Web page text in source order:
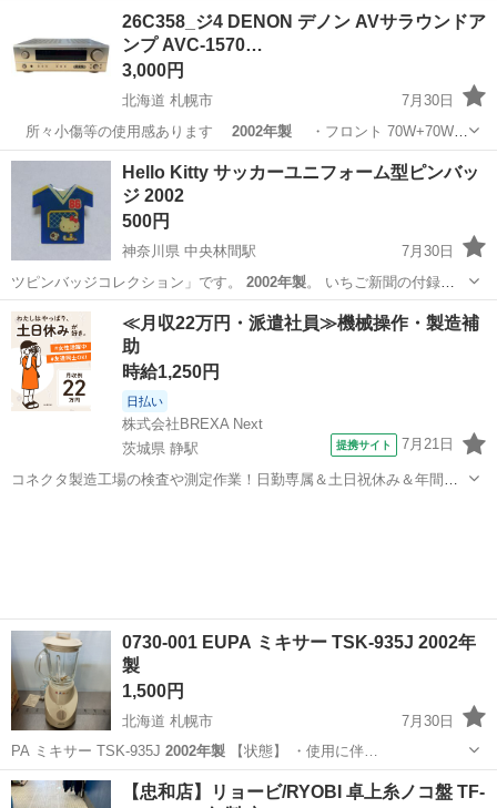
映像プレーヤー、レコーダー
SONY
26C358_ジ4 DENON デノン AVサラウンドア
ンプ AVC-1570…
3,000円
北海道 札幌市
7月30日
所々小傷等の使用感あります 2002年製・フロント 70W+70W
…北海道 札幌市 オーディオ
Hello Kitty サッカーユニフォーム型ピンバッ
ジ 2002
500円
神奈川県 中央林間駅
7月30日
ツピンバッジコレクション」です。 2002年製。 いちご新聞の付録で
す。 少し…
神奈川 大和市 中央林間駅 その他 ピンバッジ
≪月収22万円・派遣社員≫機械操作・製造補
助
時給1,250円
日払い
株式会社BREXA Next
茨城県 静駅
提携サイト 7月21日
コネクタ製造工場の検査や測定作業！日勤専属＆土日祝休み＆年間休
0730-001 EUPA ミキサー TSK-935J 2002年
製
1,500円
北海道 札幌市
7月30日
PA ミキサー TSK-935J 2002年製 【状態】 ・使用に伴…
北海道 札幌市 キッチン家電 TSK
【忠和店】リョービ/RYOBI 卓上糸ノコ盤 TF-